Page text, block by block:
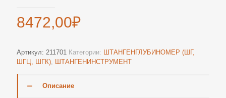
8472,00₽
Артикул: 211701 Категории: ШТАНГЕНГЛУБИНОМЕР (ШГ,
ШГЦ, ШГК), ШТАНГЕНИНСТРУМЕНТ
Описание